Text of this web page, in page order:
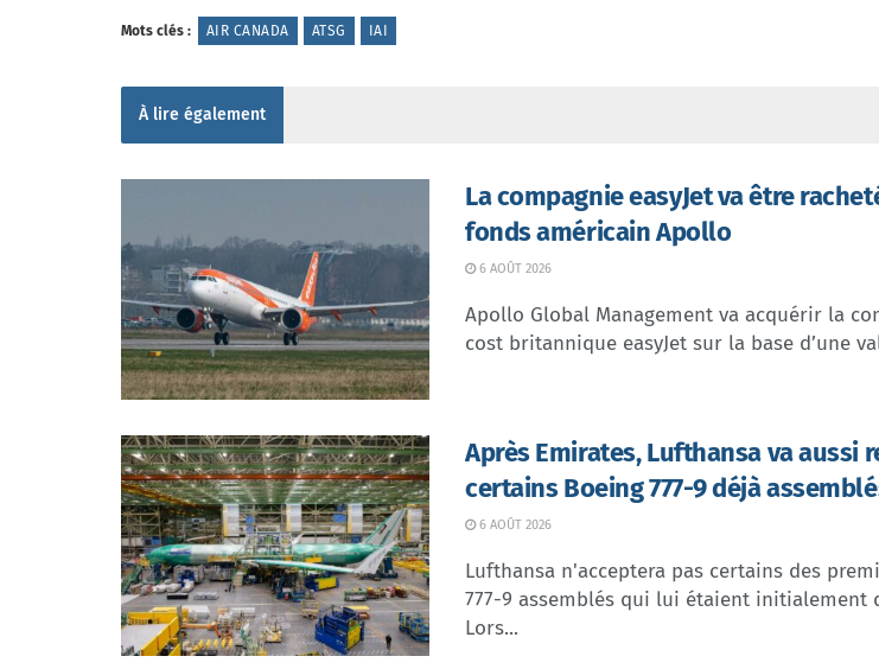
Mots clés : AIR CANADA ATSG IAI
À lire également
La compagnie easyJet va être
fonds américain Apollo
6 AOÛT 2026
Apollo Global Management va acquérir la
cost britannique easyJet sur la base d’une
Après Emirates, Lufthansa va aussi
certains Boeing 777-9 déjà
6 AOÛT 2026
Lufthansa n'acceptera pas certains des
777-9 assemblés qui lui étaient initialement
Lors...